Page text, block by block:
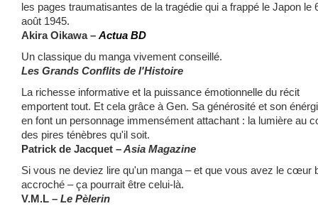
les pages traumatisantes de la tragédie qui a frappé le Japon le
août 1945.
Akira Oikawa – Actua BD
Un classique du manga vivement conseillé.
Les Grands Conflits de l'Histoire
La richesse informative et la puissance émotionnelle du récit
emportent tout. Et cela grâce à Gen. Sa générosité et son
en font un personnage immensément attachant : la lumière au
des pires ténèbres qu'il soit.
Patrick de Jacquet –Asia Magazine
Si vous ne deviez lire qu'un manga – et que vous avez le cœur
accroché – ça pourrait être celui-là.
V.M.L – Le Pèlerin